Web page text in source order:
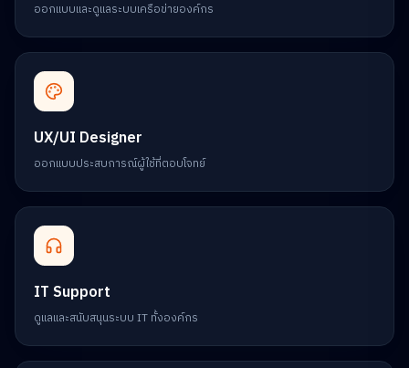
ออกแบบและดูแลระบบเครือข่ายองค์กร
UX/UI Designer
ออกแบบประสบการณ์ผู้ใช้ที่ตอบโจทย์
IT Support
ดูแลและสนับสนุนระบบ IT ทั้งองค์กร